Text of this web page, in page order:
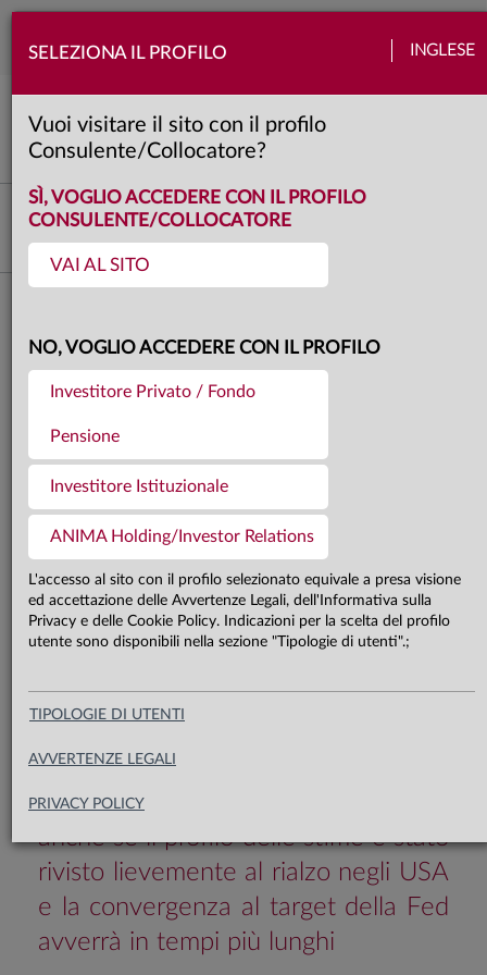
SELEZIONA IL PROFILO INGLESE
Vuoi visitare il sito con il profilo
Consulente/Collocatore?
SÌ, VOGLIO ACCEDERE CON IL PROFILO
CONSULENTE/COLLOCATORE
VAI AL SITO
NO, VOGLIO ACCEDERE CON IL PROFILO
Investitore Privato / Fondo
Pensione
Investitore Istituzionale
ANIMA Holding/Investor Relations
L'accesso al sito con il profilo selezionato equivale a presa visione
ed accettazione delle Avvertenze Legali, dell'Informativa sulla
Privacy e delle Cookie Policy. Indicazioni per la scelta del profilo
utente sono disponibili nella sezione "Tipologie di utenti".;
TIPOLOGIE DI UTENTI
AVVERTENZE LEGALI
PRIVACY POLICY
5 minuti
Fabio Fois
OVERVIEW – ATTRAVERSO
LO STRETTO
La crescita negli Stati Uniti continua
a beneficiare della solidità della
domanda interna, mentre con il
prolungarsi del conflitto si stanno
l’attività economica in Area Euro. Il
core è destinato a consolidarsi su
entrambe le sponde dell’Atlantico,
anche se il profilo delle stime è stato
rivisto lievemente al rialzo negli USA
e la convergenza al target della Fed
avverrà in tempi più lunghi